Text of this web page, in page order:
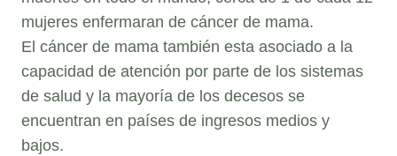
mujeres enfermaran de cáncer de mama.
El cáncer de mama también esta asociado a la
capacidad de atención por parte de los sistemas
de salud y la mayoría de los decesos se
encuentran en países de ingresos medios y
bajos.